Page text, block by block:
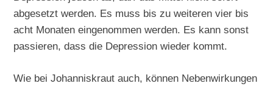
abgesetzt werden. Es muss bis zu weiteren vier bis
acht Monaten eingenommen werden. Es kann sonst
passieren, dass die Depression wieder kommt.
Wie bei Johanniskraut auch, können Nebenwirkungen